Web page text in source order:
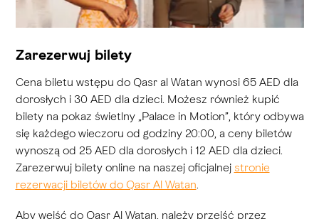
Zarezerwuj bilety
Cena biletu wstępu do Qasr al Watan wynosi 65 AED dla
dorosłych i 30 AED dla dzieci. Możesz również kupić
bilety na pokaz świetlny „Palace in Motion”, który odbywa
się każdego wieczoru od godziny 20:00, a ceny biletów
wynoszą od 25 AED dla dorosłych i 12 AED dla dzieci.
Zarezerwuj bilety online na naszej oficjalnej stronie
rezerwacji biletów do Qasr Al Watan
Aby wejść do Qasr Al Watan, należy przejść przez